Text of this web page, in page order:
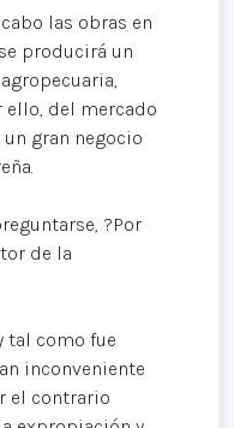
las obras en
producirá un
del mercado
gran negocio
?Por
de la
tal como fue
inconveniente
el contrario